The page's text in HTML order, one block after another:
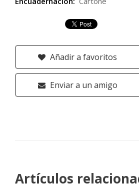
Añadir a favoritos
Enviar a un amigo
Artículos